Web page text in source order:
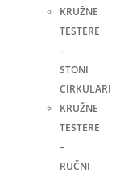
KRUŽNE
TESTERE
–
STONI
CIRKULARI
KRUŽNE
TESTERE
–
RUČNI